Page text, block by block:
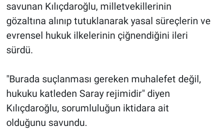
savunan Kılıçdaroğlu, milletvekillerinin
gözaltına alınıp tutuklanarak yasal süreçlerin ve
evrensel hukuk ilkelerinin çiğnendiğini ileri
sürdü.
"Burada suçlanması gereken muhalefet değil,
hukuku katleden Saray rejimidir" diyen
Kılıçdaroğlu, sorumluluğun iktidara ait
olduğunu savundu.